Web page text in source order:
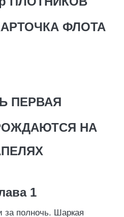
ФЛОТА
ПЕРВАЯ
НА
1
за полночь. Шаркая